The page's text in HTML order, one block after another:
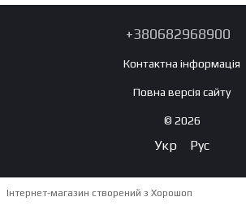
+380682968900
Контактна інформація
Повна версія сайту
© 2026
Укр Рус
Інтернет-магазин створений з Хорошоп